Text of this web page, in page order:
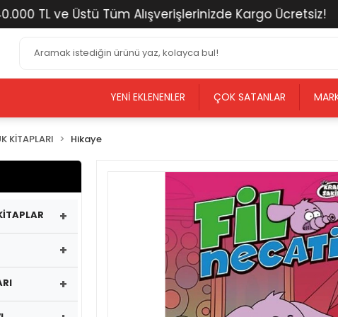
TL ve Üstü Tüm Alışverişlerinizde Kargo Ücretsiz!
YENI EKLENENLER ÇOK SATANLAR
KİTAPLARI Hikaye
+
+
+